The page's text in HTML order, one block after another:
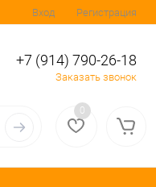
Вход Регистрация
+7 (914) 790-26-18
Заказать звонок
0